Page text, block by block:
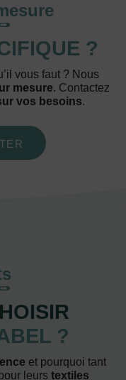
?
vous faut ? Nous
mesure. Contactez
vos besoins.
?
et pourquoi tant
leurs textiles